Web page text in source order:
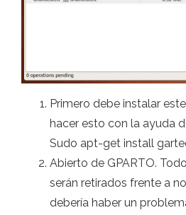
Primero debe instalar
hacer esto con la ayuda
Sudo apt-get install
Abierto de GPARTO.
serán retirados frente a
debería haber un